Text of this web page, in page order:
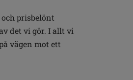
prisbelönt
det vi gör. I allt vi
vägen mot ett